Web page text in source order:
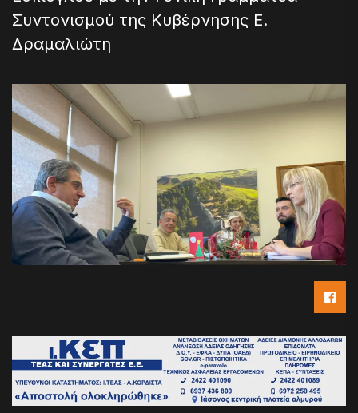
Συντονισμού της Κυβέρνησης Ε.
Δραμαλιώτη